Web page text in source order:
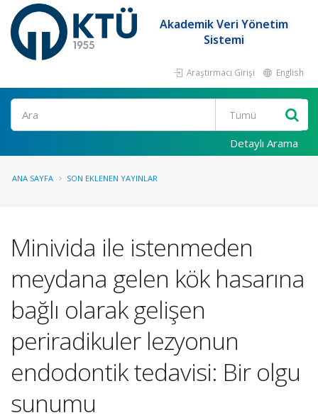
Akademik Veri Yönetim
Sistemi
Araştırmacı Girişi English
Ara
Detaylı Arama
ANA SAYFA SON EKLENEN YAYINLAR
Minivida ile istenmeden
meydana gelen kök hasarına
bağlı olarak gelişen
periradikuler lezyonun
endodontik tedavisi: Bir olgu
sunumu